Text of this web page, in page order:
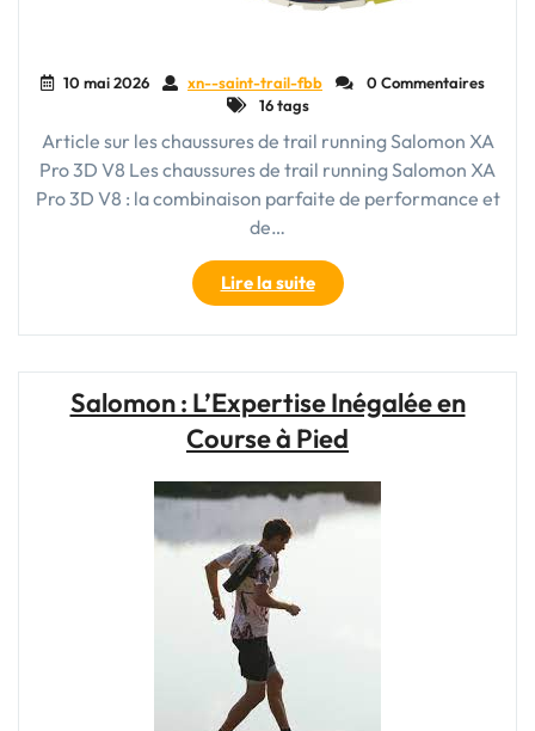
10 mai 2026 xn--saint-trail-fbb
0 Commentaires
16 tags
Article sur les chaussures de trail running Salomon XA
Pro 3D V8 Les chaussures de trail running Salomon XA
Pro 3D V8 : la combinaison parfaite de performance et
de…
Lire la suite"Découvrez
les
performances
chaussures
Salomon
Pro
3D
Salomon : L’Expertise Inégalée en
Course à Pied